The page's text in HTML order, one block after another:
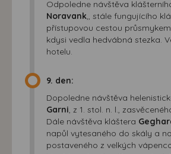
Odpoledne návštěva
Noravank ,, stále fungujícího
přístupovou cestou
kdysi vedla hedvábná stezka.
hotelu.
9. den:
Dopoledne návštěva
Garni , z 1. stol. n. l.,
Dále návštěva kláštera
napůl vytesaného do skály a
postaveného z velkých